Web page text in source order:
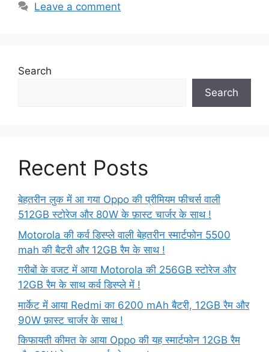
Leave a comment
Search
Search
Recent Posts
बेहतरीन लुक में आ गया Oppo की प्रीमियम फीचर्स वाली
512GB स्टोरेज और 80W के फ़ास्ट चार्जर के साथ !
Motorola की कर्व डिस्प्ले वाली बेहतरीन स्मार्टफोन 5500
mah की बैटरी और 12GB रैम के साथ !
गरीबों के वजट में आया Motorola की 256GB स्टोरेज और
12GB रैम के साथ कर्व डिस्प्ले में !
मार्केट में आया Redmi का 6200 mAh बैटरी, 12GB रैम और
90W फ़ास्ट चार्जर के साथ !
किफायती कीमत के आया Oppo की यह स्मार्टफोन 12GB रैम